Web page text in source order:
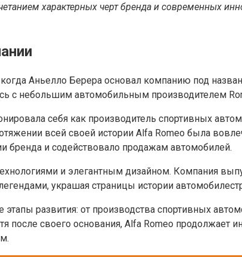
характерных черт бренда и современных
Аньелло Берера основал компанию под
с небольшим автомобильным производителем
себя как производитель спортивных
всей своей истории Alfa Romeo была
бренда и содействовало продажам автомобилей.
и элегантным дизайном. Компания
украшая страницы истории
этапы развития: от производства спортивных
после своего основания, Alfa Romeo